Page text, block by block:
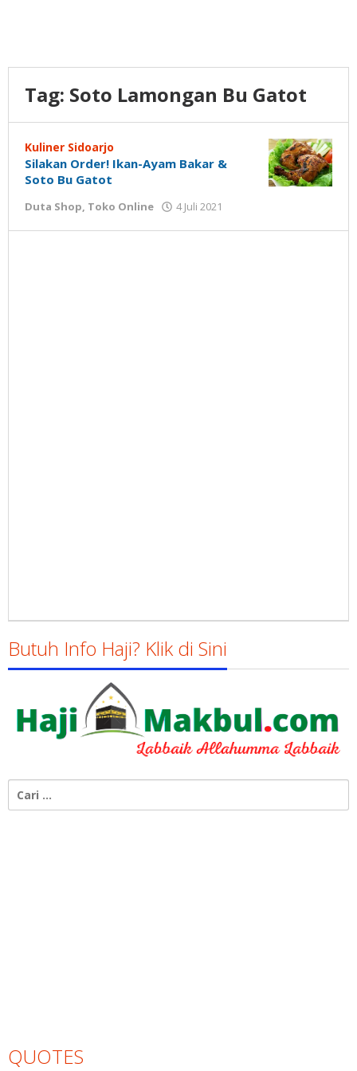
Tag: Soto Lamongan Bu Gatot
Kuliner Sidoarjo
Silakan Order! Ikan-Ayam Bakar &
Soto Bu Gatot
Duta Shop, Toko Online 4 Juli 2021
Susanto
Butuh Info Haji? Klik di Sini
untuk:
QUOTES